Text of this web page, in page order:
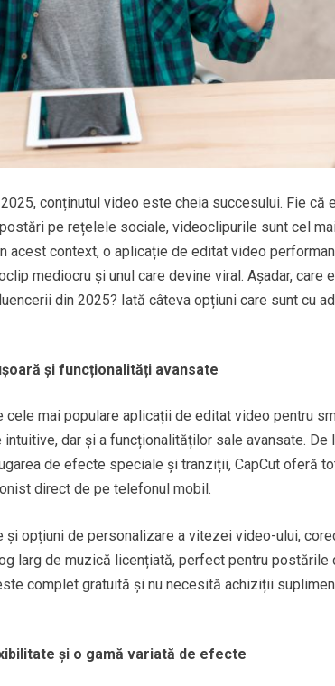
conținutul video este cheia succesului. Fie că
pe rețelele sociale, videoclipurile sunt cel
acest context, o aplicație de editat video
mediocru și unul care devine viral. Așadar, care
din 2025? Iată câteva opțiuni care sunt cu
și funcționalități avansate
cele mai populare aplicații de editat video pentru
dar și a funcționalităților sale avansate. De
de efecte speciale și tranziții, CapCut oferă
direct de pe telefonul mobil.
și opțiuni de personalizare a vitezei video-ului,
larg de muzică licențiată, perfect pentru
complet gratuită și nu necesită achiziții
și o gamă variată de efecte